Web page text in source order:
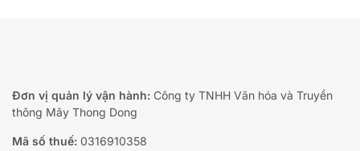
Đơn vị quản lý vận hành: Công ty TNHH Văn hóa và Truyền
thông Mây Thong Dong
Mã số thuế: 0316910358